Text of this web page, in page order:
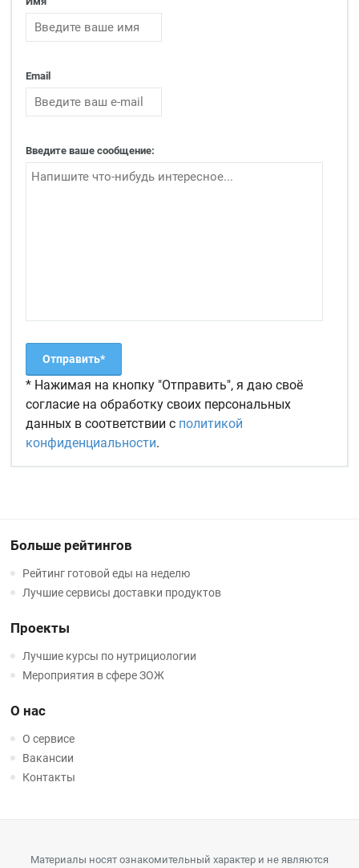
Email
Введите ваше сообщение:
* Нажимая на кнопку "Отправить", я даю своё
согласие на обработку своих персональных
данных в соответствии с политикой
конфиденциальности.
Больше рейтингов
Рейтинг готовой еды на неделю
Лучшие сервисы доставки продуктов
Проекты
Лучшие курсы по нутрициологии
Мероприятия в сфере ЗОЖ
О нас
О сервисе
Вакансии
Контакты
Материалы носят ознакомительный характер и не являются